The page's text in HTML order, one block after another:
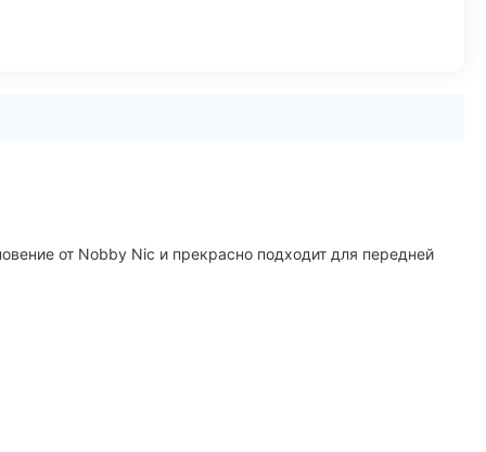
от Nobby Nic и прекрасно подходит для передней